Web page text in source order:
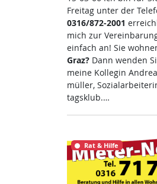
Frei­tag un­ter der
0316/872-2001
mich zur
ein­fach an! Sie
Graz?Dann wen­den
mei­ne Kol­le­gin
mül­ler,
tags­klub.…
Rat & Hilfe